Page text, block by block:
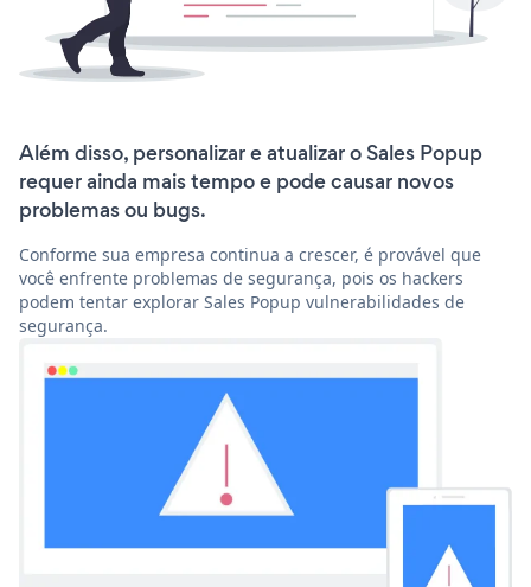
Além disso, personalizar e atualizar o Sales Popup
requer ainda mais tempo e pode causar novos
problemas ou bugs.
Conforme sua empresa continua a crescer, é provável que
você enfrente problemas de segurança, pois os hackers
podem tentar explorar Sales Popup vulnerabilidades de
segurança.